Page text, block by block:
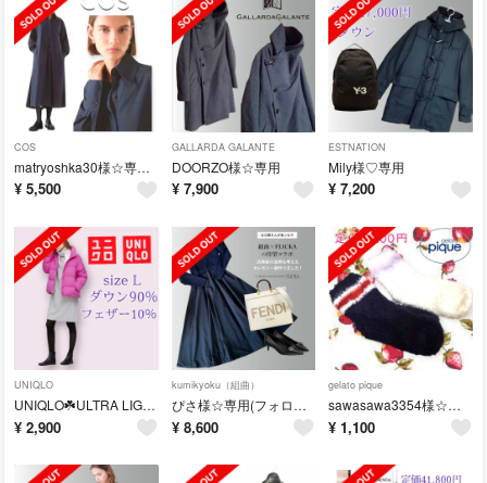
COS
matryoshka30様☆専用(フォロー割)
¥ 5,500
GALLARDA GALANTE
DOORZO様☆専用
¥ 7,900
ESTNATION
Mily様♡専用
¥ 7,200
UNIQLO
UNIQLO☘️ULTRA LIGHT DOWNコクーンジャケット size L
¥ 2,900
kumikyoku（組曲）
ぴさ様☆専用(フォロワー様割)
¥ 8,600
gelato pique
sawasawa3354様☆専用
¥ 1,100